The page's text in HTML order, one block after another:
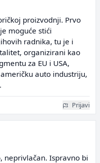
proizvodnji. Prvo
moguće stići
radnika, tu je i
organizirani kao
za EU i USA,
auto industriju,
Prijavi
neprivlačan. Ispravno bi